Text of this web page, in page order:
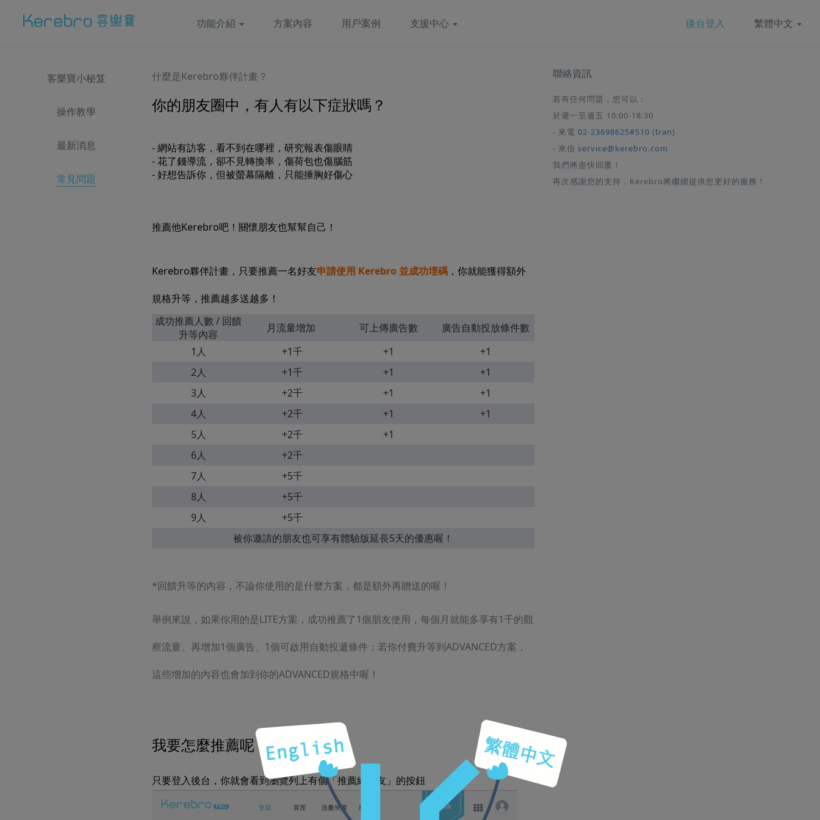
功能介紹 方案內容 用戶案例 支援中心 後台登入 繁體中文
客樂寶小秘笈
操作教學
最新消息
常見問題
什麼是Kerebro夥伴計畫？
你的朋友圈中，有人有以下症狀嗎？
- 網站有訪客，看不到在哪裡，研究報表傷眼睛
- 花了錢導流，卻不見轉換率，傷荷包也傷腦筋
- 好想告訴你，但被螢幕隔離，只能捶胸好傷心
推薦他Kerebro吧！關懷朋友也幫幫自己！
Kerebro夥伴計畫， 只要推薦一名好友申請使用 Kerebro 並成功埋碼 ，你就能獲得額外
規格升等，推薦越多送越多！
成功推薦人數 / 回饋
升等內容
月流量增加 可上傳廣告數
廣告自動投放條件數
1人
+1千 +1
+1
2人
+1千 +1
+1
3人
+2千 +1
+1
4人
+2千 +1
+1
5人
+2千
+1
6人
+2千
7人
+5千
8人
+5千
9人
+5千
被你邀請的朋友也可享有體驗版延長5天的優惠喔！
*回饋升等的內容，不論你使用的是什麼方案， 都是額外再贈送的喔！
舉例來說，如果你用的是LITE方案，成功推薦了1個朋友使用，每個月就能多享有1千的觀
察流量、再增加1個廣告、1個可啟用自動投遞條件； 若你付費升等到ADVANCED方案，
這些增加的內容也會加到你的ADVANCED規格中喔！
我要怎麼推薦呢？
只要登入後台，你就會看到瀏覽列上有個「推薦給朋友」的按鈕
聯絡資訊
若有任何問題，您可以：
於週一至週五 10:00-18:30
- 來電 02-23698625#510 (Iran)
- 來信 service@kerebro.com
我們將盡快回覆！
再次感謝您的支持，Kerebro將繼續提供您更好的服務！